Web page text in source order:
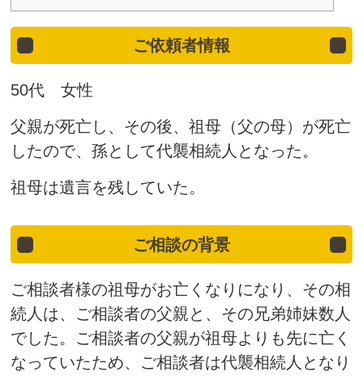
ご依頼者情報
50代 女性
父親が死亡し、その後、祖母（父の母）が死亡
したので、孫として代襲相続人となった。
祖母は遺言を残していた。
ご相談の背景
ご相談者様の祖母がお亡くなりになり、その相
続人は、ご相談者の父親と、その兄弟姉妹数人
でした。ご相談者の父親が祖母よりも先に亡く
なっていたため、ご相談者は代襲相続人となり